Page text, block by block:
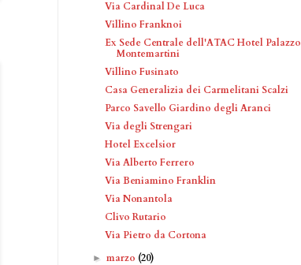
Via Cardinal De Luca
Villino Franknoi
Ex Sede Centrale dell'ATAC Hotel Palazzo
Montemartini
Villino Fusinato
Casa Generalizia dei Carmelitani Scalzi
Parco Savello Giardino degli Aranci
Via degli Strengari
Hotel Excelsior
Via Alberto Ferrero
Via Beniamino Franklin
Via Nonantola
Clivo Rutario
Via Pietro da Cortona
►marzo (20)